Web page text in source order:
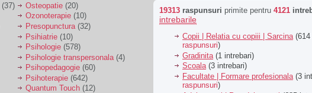
(37)
Osteopatie (20)
Ozonoterapie (10)
Presopunctura (32)
Psihiatrie (10)
Psihologie (578)
Psihologie transpersonala (4)
Psihopedagogie (60)
Psihoterapie (642)
Quantum Touch (12)
19313 raspunsuri primite pentru 4121
intrebarile
Copii | Relatia cu copiii | Sarcina(614
raspunsuri)
Gradinita (1 intrebari)
Scoala(3 intrebari)
Facultate | Formare profesionala (3
raspunsuri)